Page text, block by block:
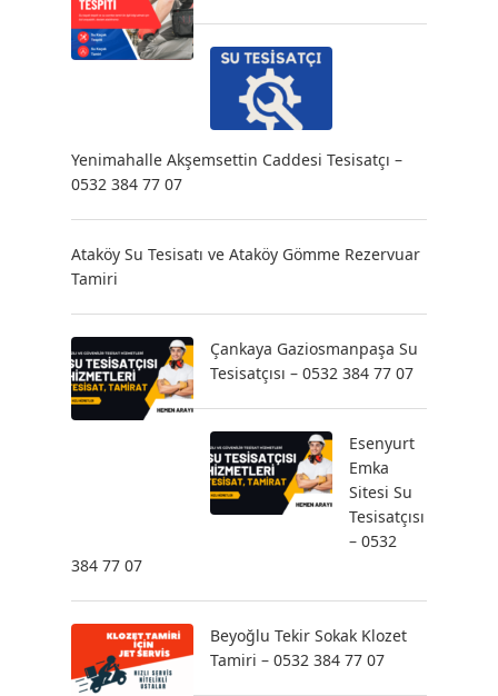
Yenimahalle Akşemsettin Caddesi Tesisatçı –
0532 384 77 07
Ataköy Su Tesisatı ve Ataköy Gömme Rezervuar
Tamiri
Çankaya Gaziosmanpaşa Su
Tesisatçısı – 0532 384 77 07
Esenyurt
Emka
Sitesi Su
Tesisatçısı
– 0532
384 77 07
Beyoğlu Tekir Sokak Klozet
Tamiri – 0532 384 77 07